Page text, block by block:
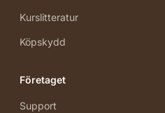
Kurslitteratur
Köpskydd
Företaget
Support